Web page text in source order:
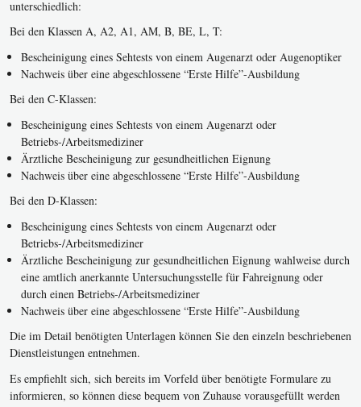
unterschiedlich:
Bei den Klassen A, A2, A1, AM, B, BE, L, T:
Bescheinigung eines Sehtests von einem Augenarzt oder Augenoptiker
Nachweis über eine abgeschlossene “Erste Hilfe”-Ausbildung
Bei den C-Klassen:
Bescheinigung eines Sehtests von einem Augenarzt oder
Betriebs-/Arbeitsmediziner
Ärztliche Bescheinigung zur gesundheitlichen Eignung
Nachweis über eine abgeschlossene “Erste Hilfe”-Ausbildung
Bei den D-Klassen:
Bescheinigung eines Sehtests von einem Augenarzt oder
Betriebs-/Arbeitsmediziner
Ärztliche Bescheinigung zur gesundheitlichen Eignung wahlweise durch
eine amtlich anerkannte Untersuchungsstelle für Fahreignung oder
durch einen Betriebs-/Arbeitsmediziner
Nachweis über eine abgeschlossene “Erste Hilfe”-Ausbildung
Die im Detail benötigten Unterlagen können Sie den einzeln beschriebenen
Dienstleistungen entnehmen.
Es empfiehlt sich, sich bereits im Vorfeld über benötigte Formulare zu
informieren, so können diese bequem von Zuhause vorausgefüllt werden